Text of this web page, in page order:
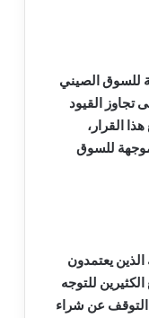
للسوق الصيني
تجاوز القيود
القرار،
للسوق
يعتمدون
للتوجه
التوقف عن شراء